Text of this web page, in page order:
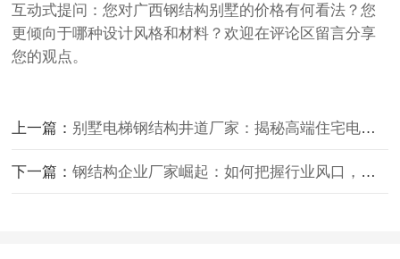
互动式提问：您对广西钢结构别墅的价格有何看法？您
更倾向于哪种设计风格和材料？欢迎在评论区留言分享
您的观点。
上一篇： 别墅电梯钢结构井道厂家：揭秘高端住宅电梯井道建设的秘密
下一篇：钢结构企业厂家崛起：如何把握行业风口，打造高质量产品？